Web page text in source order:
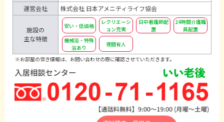
運営会社
株式会社 日本アメニティライフ協会
施設の
主な特徴
安い・低価格
レクリエーシ
ョン充実
日中看護師配
置
24時間介護職
員配置
機械浴・特殊
浴あり
夜間有人
※お部屋の空き情報は、お問い合わせの際に確認させていただきます。